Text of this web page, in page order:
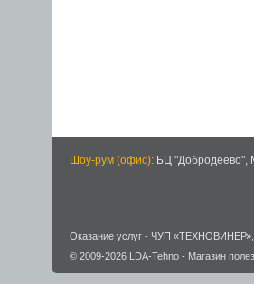
Шоу-рум (офис): БЦ "Добродеево",
Оказание услуг - ЧУП «ТЕХНОВИНЕР»
© 2009-2026 LDA-Tehno - Магазин